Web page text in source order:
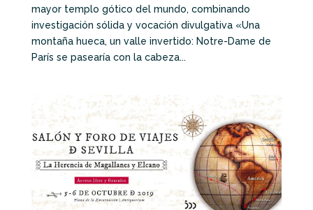
mayor templo gótico del mundo, combinando
investigación sólida y vocación divulgativa «Una
montaña hueca, un valle invertido: Notre-Dame de
París se pasearía con la cabeza...